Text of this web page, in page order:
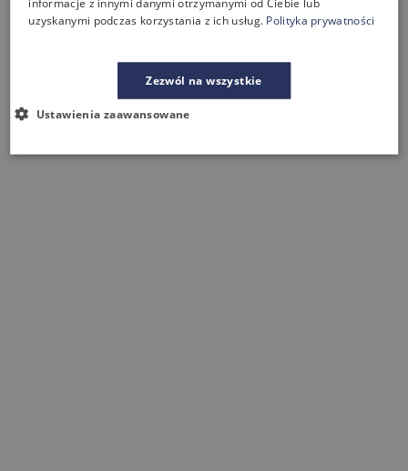
uzyskanymi podczas korzystania z ich usług. Polityka prywatności
Zezwól na wszystkie
Ustawienia zaawansowane